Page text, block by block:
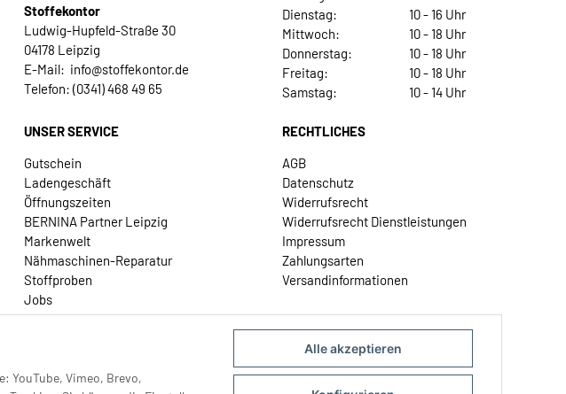
Alle akzeptieren
YouTube, Vimeo, Brevo,
Stoffekontor
Ludwig-Hupfeld-Straße 30
04178 Leipzig
E-Mail: info@stoffekontor.de
Telefon: (0341) 468 49 65
Dienstag:
10 - 16 Uhr
Mittwoch:
10 - 18 Uhr
Donnerstag:
10 - 18 Uhr
Freitag:
10 - 18 Uhr
Samstag:
10 - 14 Uhr
UNSER SERVICE
Gutschein
Ladengeschäft
Öffnungszeiten
BERNINA Partner Leipzig
Markenwelt
Nähmaschinen-Reparatur
Stoffproben
Jobs
Kontakt
RECHTLICHES
AGB
Datenschutz
Widerrufsrecht
Widerrufsrecht Dienstleistungen
Impressum
Zahlungsarten
Versandinformationen